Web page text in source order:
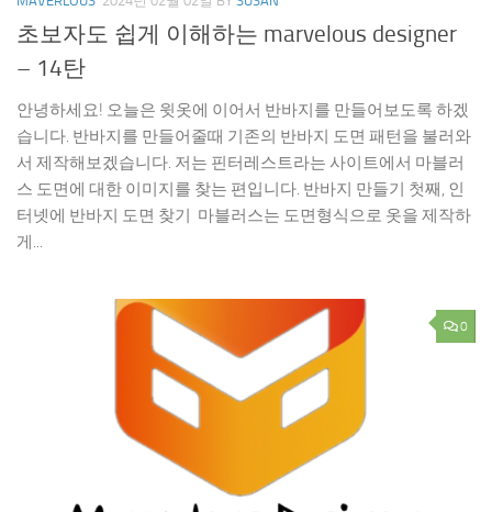
초보자도 쉽게 이해하는 marvelous designer
– 14탄
안녕하세요! 오늘은 윗옷에 이어서 반바지를 만들어보도록 하겠
습니다. 반바지를 만들어줄때 기존의 반바지 도면 패턴을 불러와
서 제작해보겠습니다. 저는 핀터레스트라는 사이트에서 마블러
스 도면에 대한 이미지를 찾는 편입니다. 반바지 만들기 첫째, 인
터넷에 반바지 도면 찾기 마블러스는 도면형식으로 옷을 제작하
게...
0